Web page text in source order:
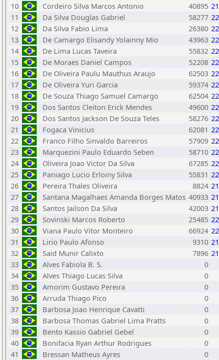
10
Cordeiro Silva Marcos Antonio 40895
11
Da Silva Douglas Gabriel 58277
12
Da Silva Fabio Lima 26380
13
De Camargo Elisandy Yolainny Mio 43963
14
De Lima Lucas Taveira 55832
15
De Moraes Daniel Campos 52208
16
De Oliveira Paulu Mauthus Araujo 62503
17
De Oliveira Yuri Garcia 59374
18
De Souza Thiago Samuel Camargo 62504
19
Dos Santos Cleiton Erick Mendes 49600
20
Dos Santos Jackson De Souza Teles 58276
21
Fogaca Vinicius 62081
22
Franco Filho Sinvaldo Barreiros 57909
23
Marquezini Paulo Eduardo Seben 58710
24
Oliveira Joao Victor Da Silva 67285
25
Paniago Lucio Erloiny Silva 55831
26
Pereira Thales Oliveira 8824
27
Santana Magalhaes Amanda Borges Matos 40933
28
Santos Jailson Da Silva 42003
29
Sovinski Marcos Roberto 25485
30
Viana Paulo Vitor Monteiro 66924
31
Lirio Paulo Afonso 9310
32
Said Munir Calixto 7896
33
Alves Fabiola B. S.
0
34
Alves Thiago Lucas Silva
0
35
Amorim Gustavo Pereira
0
36
Arruda Thiago Pico
0
37
Barbosa Joao Henrique Cavatti
0
38
Barbosa Thomas Gabriel Lima Pratts
0
39
Bento Kassio Gabriel Gebel
0
40
Bonifacia Ryan Arthur Rodrigues
0
41
Bressan Matheus Ayres
0